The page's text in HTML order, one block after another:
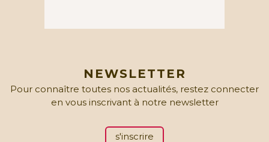
NEWSLETTER
Pour connaître toutes nos actualités, restez connecter
en vous inscrivant à notre newsletter
s'inscrire